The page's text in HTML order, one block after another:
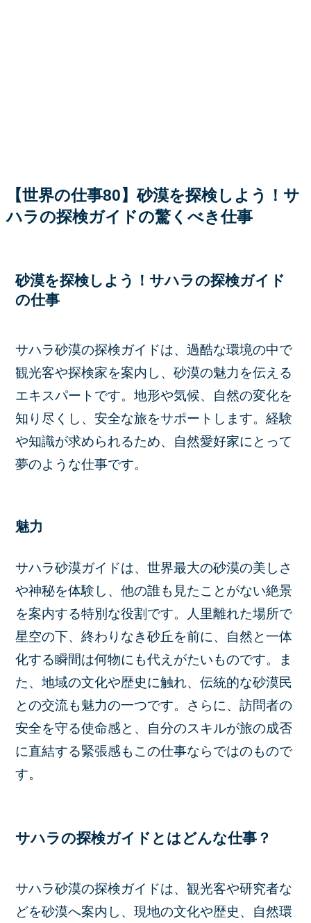
【世界の仕事80】砂漠を探検しよう！サ
ハラの探検ガイドの驚くべき仕事
砂漠を探検しよう！サハラの探検ガイド
の仕事
サハラ砂漠の探検ガイドは、過酷な環境の中で
観光客や探検家を案内し、砂漠の魅力を伝える
エキスパートです。地形や気候、自然の変化を
知り尽くし、安全な旅をサポートします。経験
や知識が求められるため、自然愛好家にとって
夢のような仕事です。
魅力
サハラ砂漠ガイドは、世界最大の砂漠の美しさ
や神秘を体験し、他の誰も見たことがない絶景
を案内する特別な役割です。人里離れた場所で
星空の下、終わりなき砂丘を前に、自然と一体
化する瞬間は何物にも代えがたいものです。ま
た、地域の文化や歴史に触れ、伝統的な砂漠民
との交流も魅力の一つです。さらに、訪問者の
安全を守る使命感と、自分のスキルが旅の成否
に直結する緊張感もこの仕事ならではのもので
す。
サハラの探検ガイドとはどんな仕事？
サハラ砂漠の探検ガイドは、観光客や研究者な
どを砂漠へ案内し、現地の文化や歴史、自然環